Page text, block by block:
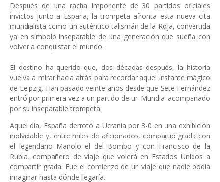
Después de una racha imponente de 30 partidos oficiales
invictos junto a España, la trompeta afronta esta nueva cita
mundialista como un auténtico talismán de la Roja, convertida
ya en símbolo inseparable de una generación que sueña con
volver a conquistar el mundo.
El destino ha querido que, dos décadas después, la historia
vuelva a mirar hacia atrás para recordar aquel instante mágico
de Leipzig. Han pasado veinte años desde que Sete Fernández
entró por primera vez a un partido de un Mundial acompañado
por su inseparable trompeta.
Aquel día, España derrotó a Ucrania por 3-0 en una exhibición
inolvidable y, entre miles de aficionados, compartió grada con
el legendario Manolo el del Bombo y con Francisco de la
Rubia, compañero de viaje que volerá en Estados Unidos a
compartir grada. Fue el comienzo de un viaje que nadie podía
imaginar hasta dónde llegaría.